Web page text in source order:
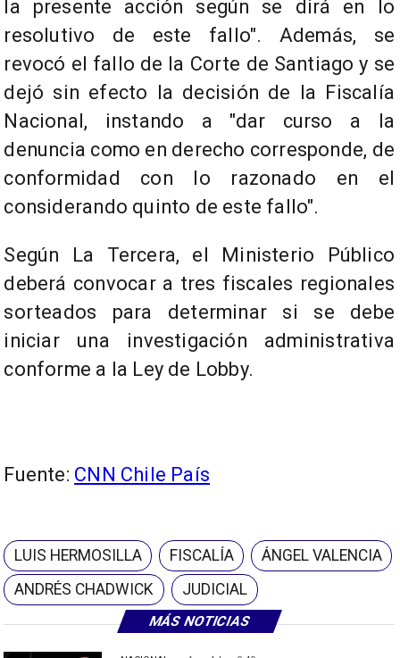
MÁS NOTICIAS
la presente acción según se dirá en lo
resolutivo de este fallo". Además, se
revocó el fallo de la Corte de Santiago y se
dejó sin efecto la decisión de la Fiscalía
Nacional, instando a "dar curso a la
denuncia como en derecho corresponde, de
conformidad con lo razonado en el
considerando quinto de este fallo".
Según La Tercera, el Ministerio Público
deberá convocar a tres fiscales regionales
sorteados para determinar si se debe
iniciar una investigación administrativa
conforme a la Ley de Lobby.
Fuente: CNN Chile País
LUIS HERMOSILLA FISCALÍA
ÁNGEL VALENCIA
ANDRÉS CHADWICK
JUDICIAL